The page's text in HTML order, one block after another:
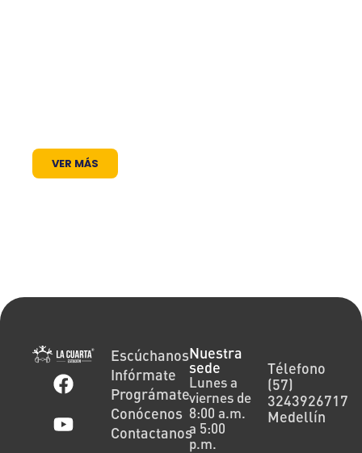
VER MÁS
Escúchanos
Infórmate
Prográmate
Conócenos
Contactanos
Nuestra
sede
Lunes a
viernes de
8:00 a.m.
a 5:00
p.m.
Télefono
(57)
3243926717
Medellín